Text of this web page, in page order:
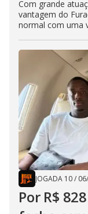
Com grande
vantagem do
normal com uma
JOGADA 10/
Por R$